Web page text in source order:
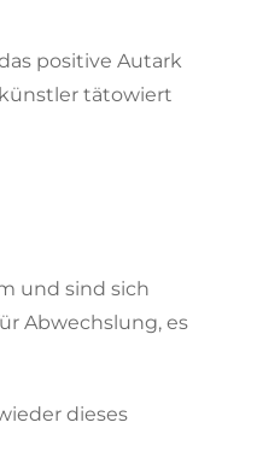
positive Autark
tätowiert
und sind sich
Abwechslung, es
dieses